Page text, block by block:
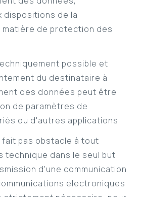
dispositions de la
de protection des
possible et
du destinataire à
des données peut être
de paramètres de
ou d'autres applications.
pas obstacle à tout
technique dans le seul but
d'une communication
électroniques